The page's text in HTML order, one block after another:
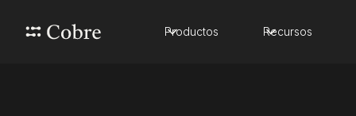
Productos Recursos